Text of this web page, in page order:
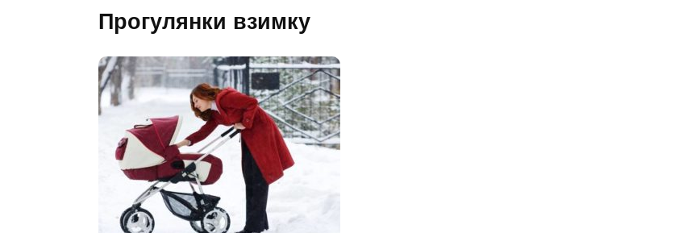
Прогулянки взимку